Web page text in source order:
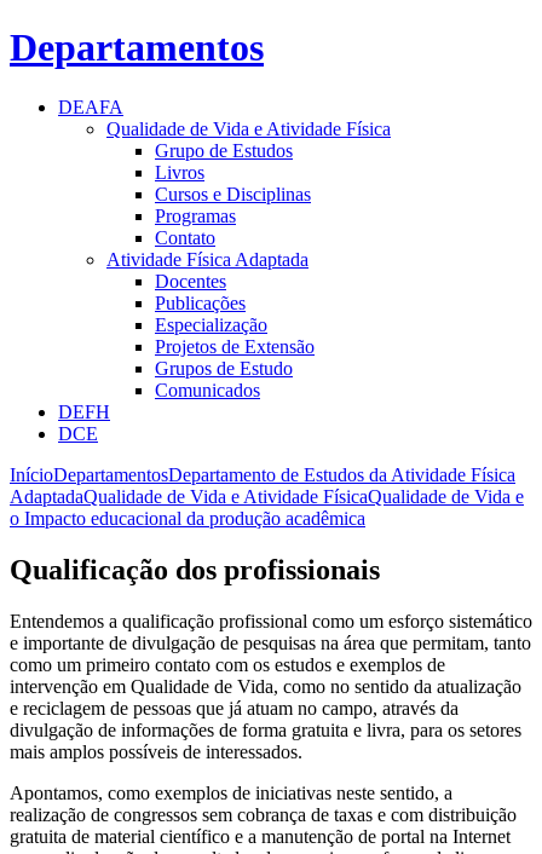
Departamentos
DEAFA
Qualidade de Vida e Atividade Física
Grupo de Estudos
Livros
Cursos e Disciplinas
Programas
Contato
Atividade Física Adaptada
Docentes
Publicações
Especialização
Projetos de Extensão
Grupos de Estudo
Comunicados
DEFH
DCE
InícioDepartamentosDepartamento de Estudos da Atividade Física
AdaptadaQualidade de Vida e Atividade FísicaQualidade de Vida e
o Impacto educacional da produção acadêmica
Qualificação dos profissionais
Entendemos a qualificação profissional como um esforço sistemático
e importante de divulgação de pesquisas na área que permitam, tanto
como um primeiro contato com os estudos e exemplos de
intervenção em Qualidade de Vida, como no sentido da atualização
e reciclagem de pessoas que já atuam no campo, através da
divulgação de informações de forma gratuita e livra, para os setores
mais amplos possíveis de interessados.
Apontamos, como exemplos de iniciativas neste sentido, a
realização de congressos sem cobrança de taxas e com distribuição
gratuita de material científico e a manutenção de portal na Internet